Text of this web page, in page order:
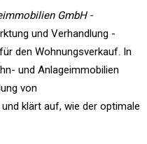
GmbH -
und Verhandlung -
den Wohnungsverkauf. In
und Anlageimmobilien
von
klärt auf, wie der optimale